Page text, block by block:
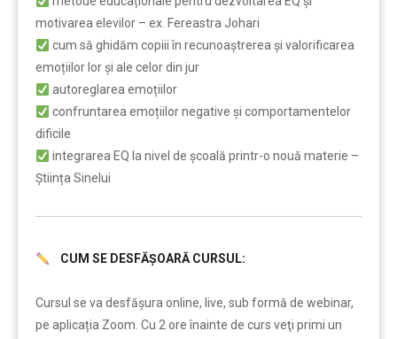
motivarea elevilor – ex. Fereastra Johari
cum să ghidăm copiii în recunoaștrerea și valorificarea
emoțiilor lor și ale celor din jur
autoreglarea emoțiilor
confruntarea emoțiilor negative și comportamentelor
dificile
integrarea EQ la nivel de școală printr-o nouă materie –
Știința Sinelui
CUM SE DESFĂȘOARĂ CURSUL:
Cursul se va desfășura online, live, sub formă de webinar,
pe aplicația Zoom. Cu 2 ore înainte de curs veţi primi un